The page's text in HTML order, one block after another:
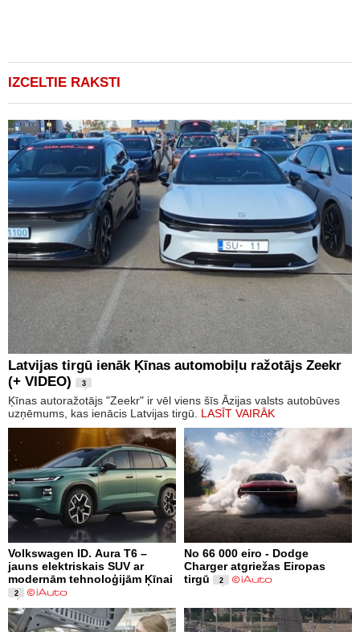
IZCELTIE RAKSTI
Latvijas tirgū ienāk Ķīnas automobiļu ražotājs Zeekr
(+ VIDEO)
3
Ķīnas autoražotājs "Zeekr" ir vēl viens šīs Āzijas valsts autobūves
uzņēmums, kas ienācis Latvijas tirgū. LASĪT VAIRĀK
Volkswagen ID. Aura T6 –
jauns elektriskais SUV ar
modernām tehnoloģijām Ķīnai
2
No 66 000 eiro - Dodge
Charger atgriežas Eiropas
tirgū
2